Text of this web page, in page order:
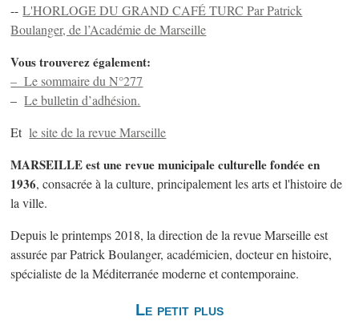
--L'HORLOGE DU GRAND CAFÉ TURC Par Patrick
Boulanger, de l’Académie de Marseille
Vous trouverez également:
– Le sommaire du N°277
–Le bulletin d’adhésion.
Etle site de la revue Marseille
MARSEILLE est une revue municipale culturelle fondée en
1936, consacrée à la culture, principalement les arts et l'histoire de
la ville.
Depuis le printemps 2018, la direction de la revue Marseille est
assurée par Patrick Boulanger, académicien, docteur en histoire,
spécialiste de la Méditerranée moderne et contemporaine.
Le petit plus